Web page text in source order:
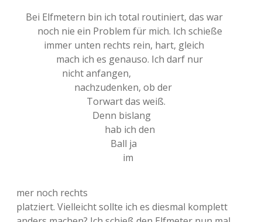
Bei Elfmetern bin ich total routiniert, das war
noch nie ein Problem für mich. Ich schieße
immer unten rechts rein, hart, gleich
mach ich es genauso. Ich darf nur
nicht anfangen,
nachzudenken, ob der
Torwart das weiß.
Denn bislang
hab ich den
Ball ja
im
mer noch rechts
platziert. Vielleicht sollte ich es diesmal komplett